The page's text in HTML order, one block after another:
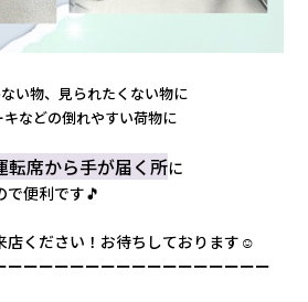
ない物、見られたくない物に
キなどの倒れやすい荷物に
転席から手が届く所に
で便利です🎵
店ください！お待ちしております☺
ーーーーーーーーーーーーーーーーー